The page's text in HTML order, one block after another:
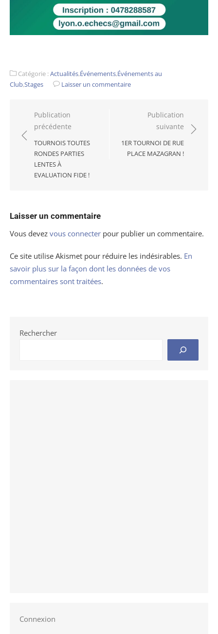
Catégorie :Actualités,Événements,Événements au
Club,Stages Laisser un commentaire
Navigation
de
l’article
Publication
précédente
TOURNOIS TOUTES
RONDES PARTIES
LENTES À
EVALUATION FIDE !
Publication
suivante
1ER TOURNOI DE RUE
PLACE MAZAGRAN !
Laisser un commentaire
Vous devez vous connecter pour publier un commentaire.
Ce site utilise Akismet pour réduire les indésirables. En
savoir plus sur la façon dont les données de vos
commentaires sont traitées.
Rechercher
Connexion